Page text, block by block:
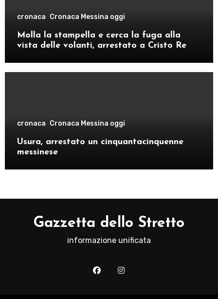
cronaca Cronaca Messina oggi
Molla la stampella e cerca la fuga alla
vista delle volanti, arrestato a Cristo Re
cronaca Cronaca Messina oggi
Usura, arrestato un cinquantacinquenne
messinese
Gazzetta dello Stretto
informazione unificata